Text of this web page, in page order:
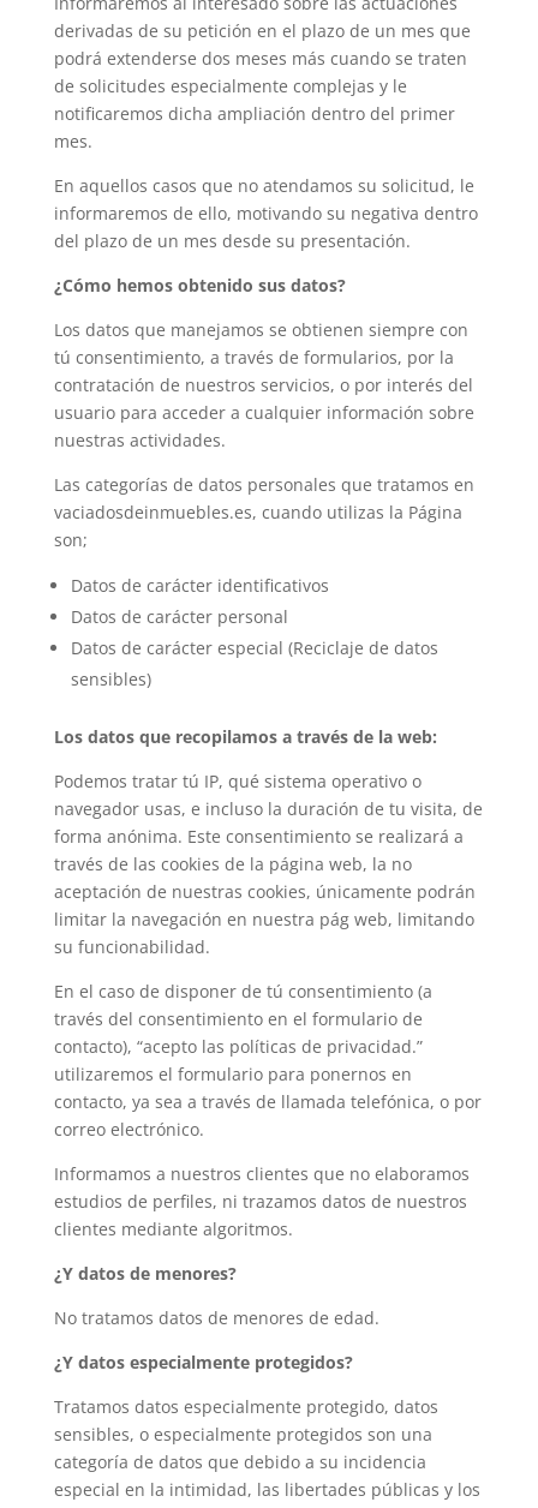
derivadas de su petición en el plazo de un mes que
podrá extenderse dos meses más cuando se traten
de solicitudes especialmente complejas y le
notificaremos dicha ampliación dentro del primer
mes.
En aquellos casos que no atendamos su solicitud, le
informaremos de ello, motivando su negativa dentro
del plazo de un mes desde su presentación.
¿Cómo hemos obtenido sus datos?
Los datos que manejamos se obtienen siempre con
tú consentimiento, a través de formularios, por la
contratación de nuestros servicios, o por interés del
usuario para acceder a cualquier información sobre
nuestras actividades.
Las categorías de datos personales que tratamos en
vaciadosdeinmuebles.es, cuando utilizas la Página
son;
Datos de carácter identificativos
Datos de carácter personal
Datos de carácter especial (Reciclaje de datos
sensibles)
Los datos que recopilamos a través de la web:
Podemos tratar tú IP, qué sistema operativo o
navegador usas, e incluso la duración de tu visita, de
forma anónima. Este consentimiento se realizará a
través de las cookies de la página web, la no
aceptación de nuestras cookies, únicamente podrán
limitar la navegación en nuestra pág web, limitando
su funcionabilidad.
En el caso de disponer de tú consentimiento (a
través del consentimiento en el formulario de
contacto), “acepto las políticas de privacidad.”
utilizaremos el formulario para ponernos en
contacto, ya sea a través de llamada telefónica, o por
correo electrónico.
Informamos a nuestros clientes que no elaboramos
estudios de perfiles, ni trazamos datos de nuestros
clientes mediante algoritmos.
¿Y datos de menores?
No tratamos datos de menores de edad.
¿Y datos especialmente protegidos?
Tratamos datos especialmente protegido, datos
sensibles, o especialmente protegidos son una
categoría de datos que debido a su incidencia
especial en la intimidad, las libertades públicas y los